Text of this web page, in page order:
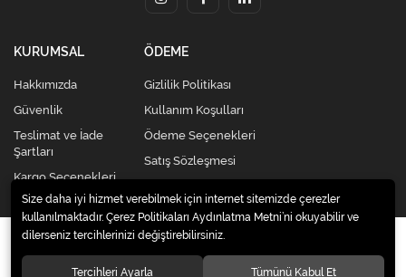
KURUMSAL
Hakkımızda
Güvenlik
Teslimat ve İade
Şartları
Kargo Seçenekleri
ÖDEME
Gizlilik Politikası
Kullanım Koşulları
Ödeme Seçenekleri
Satış Sözleşmesi
© 2020Kredi Kartsız Elden Taksitli Alışveriş Merkezi |
Celikkardesleravm.com. Tüm hakları saklıdır.
Size daha iyi hizmet verebilmek için internet sitemizde çerezler
kullanılmaktadır. Çerez Politikaları Aydınlatma Metni’ni okuyabilir ve
dilerseniz tercihlerinizi değiştirebilirsiniz.
Tercihleri Ayarla Tümünü Kabul Et